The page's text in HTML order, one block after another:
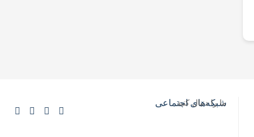
شبکه‌های اجتماعی
ما را دنبال کنید…